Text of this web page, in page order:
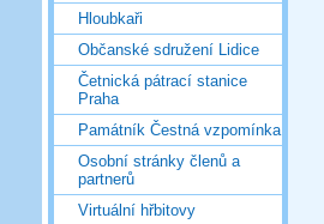
Hloubkaři
Občanské sdružení Lidice
Četnická pátrací stanice
Praha
Památník Čestná vzpomínka
Osobní stránky členů a
partnerů
Virtuální hřbitovy